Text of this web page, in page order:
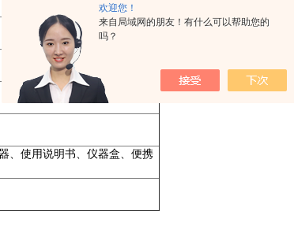
欢迎您！
来自局域网的朋友！有什么可以帮助您的
吗？
、使用说明书、仪器盒、便携